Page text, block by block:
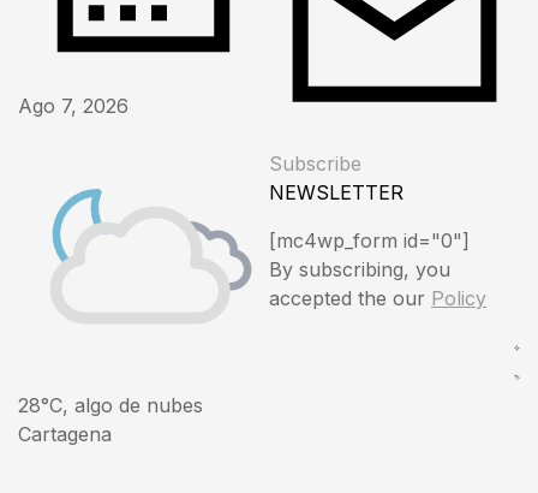
Ago 7, 2026
28°C, algo de nubes
Cartagena
Subscribe
NEWSLETTER
[mc4wp_form id="0"]
By subscribing, you
accepted the our Policy